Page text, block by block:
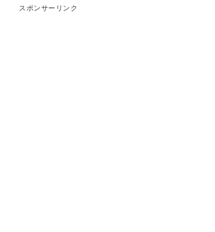
スポンサーリンク